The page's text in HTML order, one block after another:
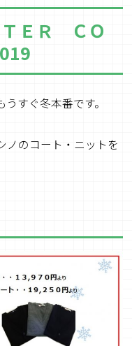
ＴＥＲ ＣＯ
すぐ冬本番です。
ノのコート・ニットを